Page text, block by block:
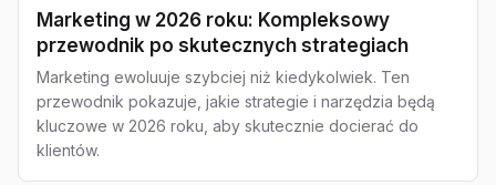
Marketing w 2026 roku: Kompleksowy
przewodnik po skutecznych strategiach
Marketing ewoluuje szybciej niż kiedykolwiek. Ten
przewodnik pokazuje, jakie strategie i narzędzia będą
kluczowe w 2026 roku, aby skutecznie docierać do
klientów.